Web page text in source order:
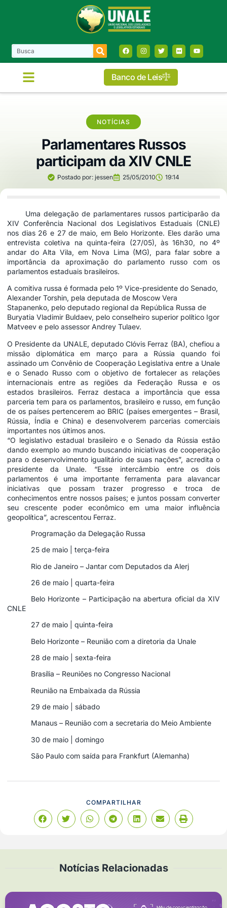
Banco de Leis
NOTÍCIAS
Parlamentares Russos
participam da XIV CNLE
Postado por: jessen 25/05/2010 19:14
Uma delegação de parlamentares russos participarão da
XIV Conferência Nacional dos Legislativos Estaduais (CNLE)
nos dias 26 e 27 de maio, em Belo Horizonte. Eles darão uma
entrevista coletiva na quinta-feira (27/05), às 16h30, no 4º
andar do Alta Vila, em Nova Lima (MG), para falar sobre a
importância da aproximação do parlamento russo com os
parlamentos estaduais brasileiros.
A comitiva russa é formada pelo 1º Vice-presidente do Senado,
Alexander Torshin, pela deputada de Moscow Vera
Stapanenko, pelo deputado regional da República Russa de
Buryatia Vladimir Buldaev, pelo conselheiro superior político Igor
Matveev e pelo assessor Andrey Tulaev.
O Presidente da UNALE, deputado Clóvis Ferraz (BA), chefiou a
missão diplomática em março para a Rússia quando foi
assinado um Convênio de Cooperação Legislativa entre a Unale
e o Senado Russo com o objetivo de fortalecer as relações
internacionais entre as regiões da Federação Russa e os
estados brasileiros. Ferraz destaca a importância que essa
parceria tem para os parlamentos, brasileiro e russo, em função
de os países pertencerem ao BRIC (países emergentes – Brasil,
Rússia, Índia e China) e desenvolverem parcerias comerciais
importantes nos últimos anos.
“O legislativo estadual brasileiro e o Senado da Rússia estão
dando exemplo ao mundo buscando iniciativas de cooperação
para o desenvolvimento igualitário de suas nações”, acredita o
presidente da Unale. “Esse intercâmbio entre os dois
parlamentos é uma importante ferramenta para alavancar
iniciativas que possam trazer progresso e troca de
conhecimentos entre nossos países; e juntos possam converter
seu crescente poder econômico em uma maior influência
geopolítica”, acrescentou Ferraz.
Programação da Delegação Russa
25 de maio | terça-feira
Rio de Janeiro – Jantar com Deputados da Alerj
26 de maio | quarta-feira
Belo Horizonte – Participação na abertura oficial da XIV
CNLE
27 de maio | quinta-feira
Belo Horizonte – Reunião com a diretoria da Unale
28 de maio | sexta-feira
Brasília – Reuniões no Congresso Nacional
Reunião na Embaixada da Rússia
29 de maio | sábado
Manaus – Reunião com a secretaria do Meio Ambiente
30 de maio | domingo
São Paulo com saída para Frankfurt (Alemanha)
COMPARTILHAR
Notícias Relacionadas